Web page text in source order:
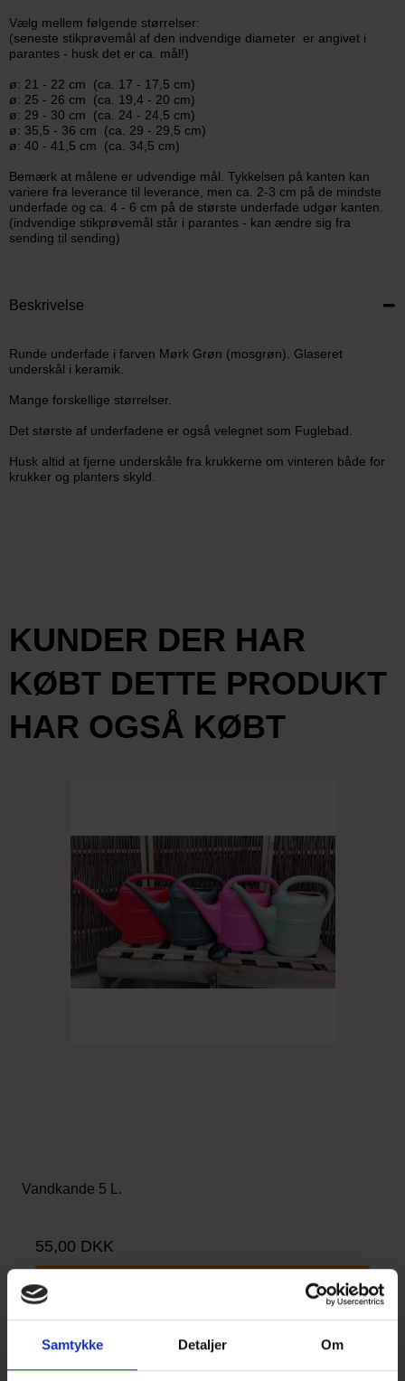
Samtykke Detaljer Om
Vælg mellem følgende størrelser:
(seneste stikprøvemål af den indvendige diameter er angivet i
parantes - husk det er ca. mål!)
ø: 21 - 22 cm (ca. 17 - 17,5 cm)
ø: 25 - 26 cm (ca. 19,4 - 20 cm)
ø: 29 - 30 cm (ca. 24 - 24,5 cm)
ø: 35,5 - 36 cm (ca. 29 - 29,5 cm)
ø: 40 - 41,5 cm (ca. 34,5 cm)
Bemærk at målene er udvendige mål. Tykkelsen på kanten kan
variere fra leverance til leverance, men ca. 2-3 cm på de mindste
underfade og ca. 4 - 6 cm på de største underfade udgør kanten.
(indvendige stikprøvemål står i parantes - kan ændre sig fra
sending til sending)
Beskrivelse
Runde underfade i farven Mørk Grøn (mosgrøn). Glaseret
underskål i keramik.
Mange forskellige størrelser.
Det største af underfadene er også velegnet som Fuglebad.
Husk altid at fjerne underskåle fra krukkerne om vinteren både for
krukker og planters skyld.
KUNDER DER HAR
KØBT DETTE PRODUKT
HAR OGSÅ KØBT
Vandkande 5 L.
55,00 DKK